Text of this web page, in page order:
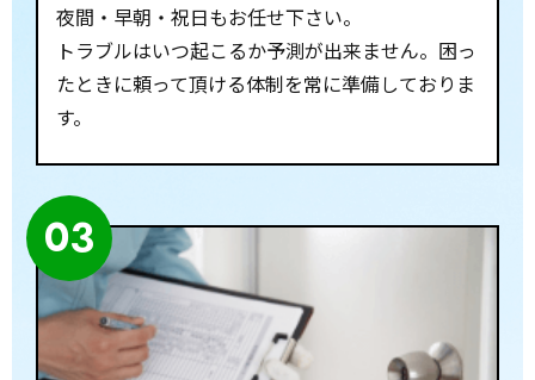
夜間・早朝・祝日もお任せ下さい。
トラブルはいつ起こるか予測が出来ません。困っ
たときに頼って頂ける体制を常に準備しておりま
す。
03